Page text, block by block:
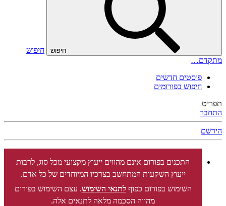
חיפוש
חיפוש
מתקדם…
פוסטים חדשים
חיפוש בפורומים
תפריט
התחבר
הירשם
התכנים בפורום אינם מהווים ייעוץ מקצועי מכל סוג, לרבות
ייעוץ השקעות המתחשב בצרכיו המיוחדים של כל אדם.
השימוש בפורום כפוףלתנאי השימוש. עצם השימוש בפורום
מהווה הסכמה מלאה לתנאים אלה.